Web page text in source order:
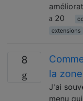
20
extensions
8
la
J'ai
menu